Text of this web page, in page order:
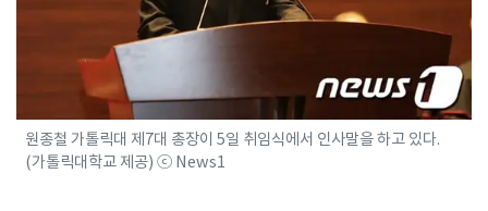
원종철 가톨릭대 제7대 총장이 5일 취임식에서 인사말을 하고 있다.
(가톨릭대학교 제공) ⓒ News1